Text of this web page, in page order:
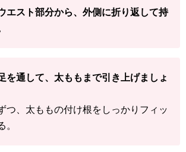
エスト部分から、外側に折り返して持
を通して、太ももまで引き上げましょ
つ、太ももの付け根をしっかりフィッ
。